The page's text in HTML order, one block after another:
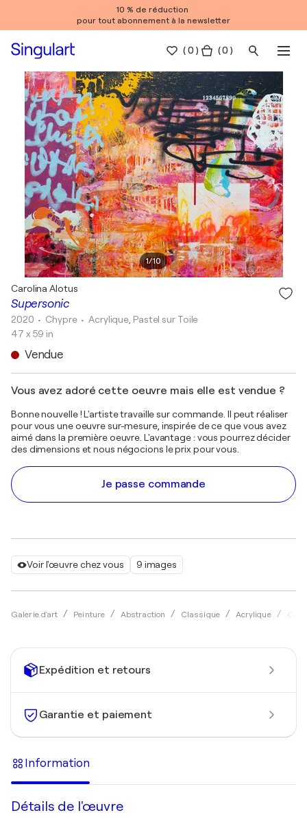
10 % de réduction
pour tout abonnement à la newsletter
(0 ) ( 0 )
1/10
Voir l'œuvre chez vous 9 images
Galerie d'art Peinture Abstraction Classique Acrylique
Supersonic
Carolina Alotus
2020 • Chypre •Acrylique, Pastel sur Toile
47 x 59 in
Vendue
Vous avez adoré cette oeuvre mais elle est vendue ?
Bonne nouvelle ! L'artiste travaille sur commande. Il peut réaliser
pour vous une oeuvre sur-mesure, inspirée de ce que vous avez
aimé dans la première oeuvre. L'avantage : vous pourrez décider
des dimensions et nous négocions le prix pour vous.
Je passe commande
Expédition et retours
Garantie et paiement
Information
Détails de l'œuvre